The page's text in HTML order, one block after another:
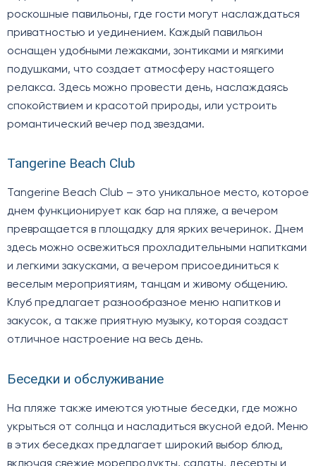
роскошные павильоны, где гости могут наслаждаться
приватностью и уединением. Каждый павильон
оснащен удобными лежаками, зонтиками и мягкими
подушками, что создает атмосферу настоящего
релакса. Здесь можно провести день, наслаждаясь
спокойствием и красотой природы, или устроить
романтический вечер под звездами.
Tangerine Beach Club
Tangerine Beach Club – это уникальное место, которое
днем функционирует как бар на пляже, а вечером
превращается в площадку для ярких вечеринок. Днем
здесь можно освежиться прохладительными напитками
и легкими закусками, а вечером присоединиться к
веселым мероприятиям, танцам и живому общению.
Клуб предлагает разнообразное меню напитков и
закусок, а также приятную музыку, которая создаст
отличное настроение на весь день.
Беседки и обслуживание
На пляже также имеются уютные беседки, где можно
укрыться от солнца и насладиться вкусной едой. Меню
в этих беседках предлагает широкий выбор блюд,